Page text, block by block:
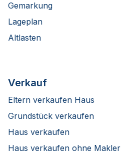
Gemarkung
Lageplan
Altlasten
Verkauf
Eltern verkaufen Haus
Grundstück verkaufen
Haus verkaufen
Haus verkaufen ohne Makler